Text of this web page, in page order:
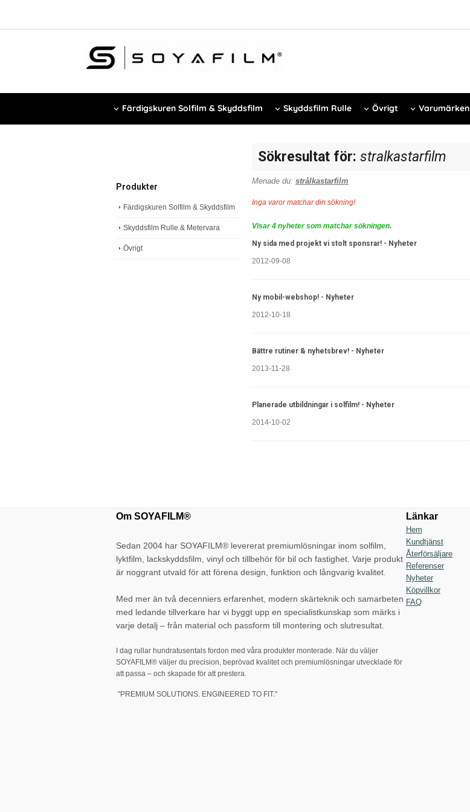
Färdigskuren Solfilm & Skyddsfilm Skyddsfilm Rulle Övrigt Varumärken
Produkter
Färdigskuren Solfilm & Skyddsfilm
Skyddsfilm Rulle & Metervara
Övrigt
Sökresultat för: stralkastarfilm
Menade du: strålkastarfilm
Inga varor matchar din sökning!
Visar 4 nyheter som matchar sökningen.
Ny sida med projekt vi stolt sponsrar! - Nyheter
2012-09-08
Ny mobil-webshop! - Nyheter
2012-10-18
Bättre rutiner & nyhetsbrev! - Nyheter
2013-11-28
Planerade utbildningar i solfilm! - Nyheter
2014-10-02
Om SOYAFILM®
Sedan 2004 har SOYAFILM® levererat premiumlösningar inom solfilm,
lyktfilm, lackskyddsfilm, vinyl och tillbehör för bil och fastighet. Varje produkt
är noggrant utvald för att förena design, funktion och långvarig kvalitet.
Med mer än två decenniers erfarenhet, modern skärteknik och samarbeten
med ledande tillverkare har vi byggt upp en specialistkunskap som märks i
varje detalj – från material och passform till montering och slutresultat.
I dag rullar hundratusentals fordon med våra produkter monterade. När du väljer
SOYAFILM® väljer du precision, beprövad kvalitet och premiumlösningar utvecklade för
att passa – och skapade för att prestera.
"PREMIUM SOLUTIONS. ENGINEERED TO FIT."
Länkar
Hem
Kundtjänst
Återförsäljare
Referenser
Nyheter
Köpvillkor
FAQ